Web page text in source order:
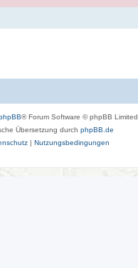
® Forum Software © phpBB Limited
Übersetzung durch phpBB.de
| Nutzungsbedingungen